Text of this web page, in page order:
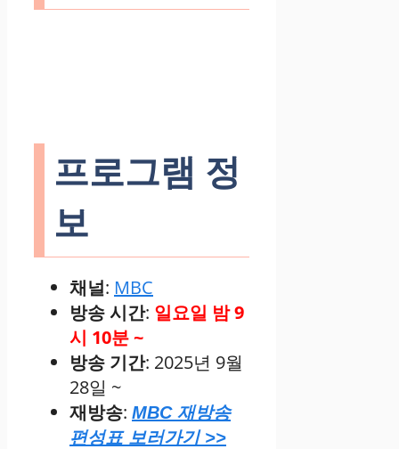
프로그램 정
보
채널: MBC
방송 시간: 일요일 밤 9
시 10분 ~
방송 기간: 2025년 9월
28일 ~
재방송: MBC 재방송
편성표 보러가기 >>